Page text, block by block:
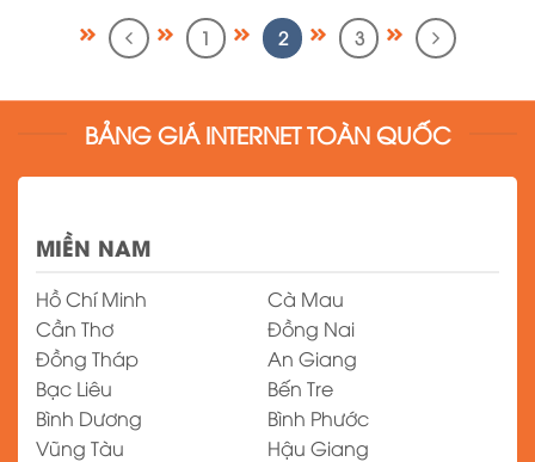
1 2 3
BẢNG GIÁ INTERNET TOÀN QUỐC
MIỀN NAM
Hồ Chí Minh
Cà Mau
Cần Thơ
Đồng Nai
Đồng Tháp
An Giang
Bạc Liêu
Bến Tre
Bình Dương
Bình Phước
Vũng Tàu
Hậu Giang